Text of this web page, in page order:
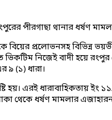
পীরগাছা থানার ধর্ষণ
বিয়ের প্রলোভনসহ বিভিন্ন
ভিকটিম নিজেই বাদী হয়ে
৯ (১) ধারা।
হয়। এরই ধারাবাহিকতায়
ধর্ষণ মামলার